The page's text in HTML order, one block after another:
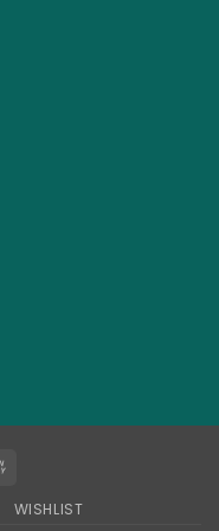
Delivery
WISHLIST